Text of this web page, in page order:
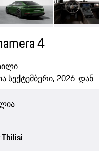
4
სექტემბერი, 2026-დან
Tbilisi